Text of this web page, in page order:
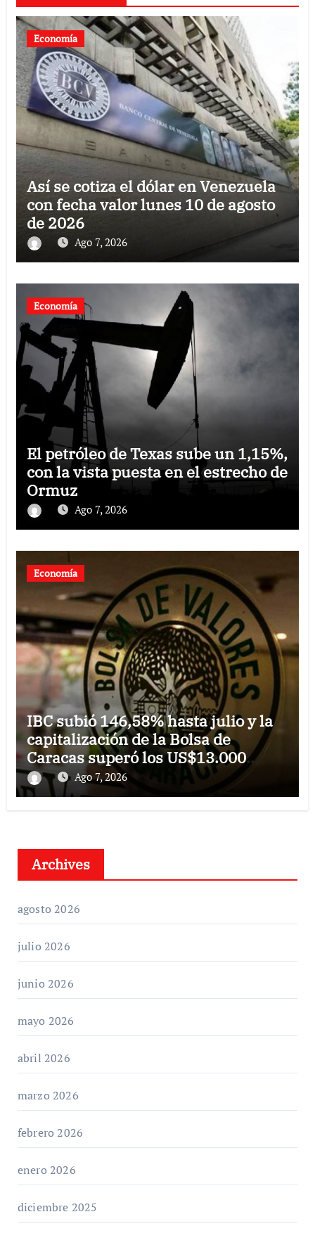
Economía
Así se cotiza el dólar en Venezuela
con fecha valor lunes 10 de agosto
de 2026
Ago 7, 2026
Economía
El petróleo de Texas sube un 1,15%,
con la vista puesta en el estrecho de
Ormuz
Ago 7, 2026
Economía
IBC subió 146,58% hasta julio y la
capitalización de la Bolsa de
Caracas superó los US$13.000
millonesAgo 7, 2026
Archives
agosto 2026
julio 2026
junio 2026
mayo 2026
abril 2026
marzo 2026
febrero 2026
enero 2026
diciembre 2025